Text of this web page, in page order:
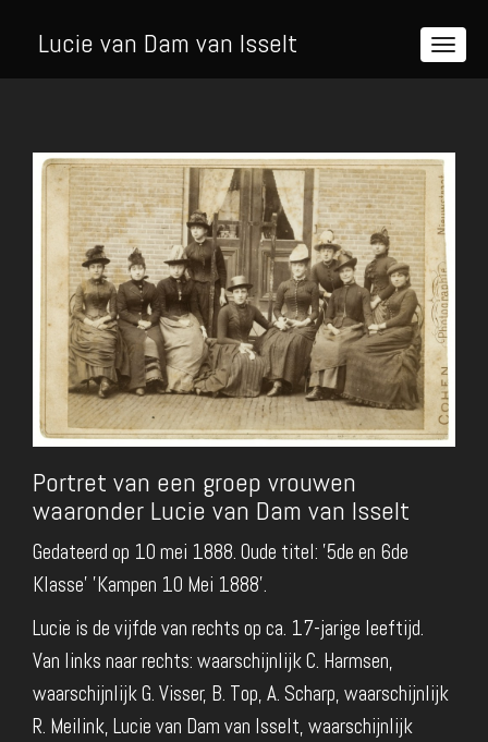
Lucie van Dam van Isselt
Portret van een groep vrouwen
waaronder Lucie van Dam van Isselt
Gedateerd op 10 mei 1888. Oude titel: '5de en 6de
Klasse' 'Kampen 10 Mei 1888'.
Lucie is de vijfde van rechts op ca. 17-jarige leeftijd.
Van links naar rechts: waarschijnlijk C. Harmsen,
waarschijnlijk G. Visser, B. Top, A. Scharp, waarschijnlijk
R. Meilink, Lucie van Dam van Isselt, waarschijnlijk